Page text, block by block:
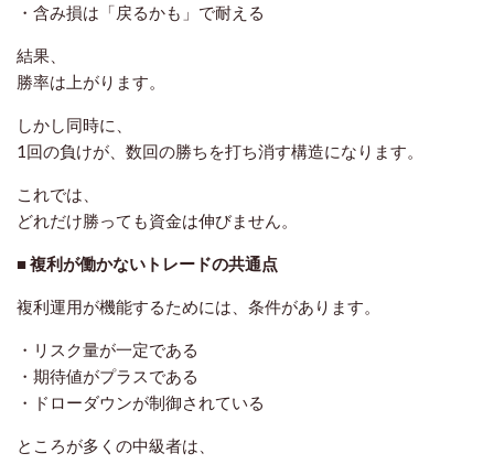
・含み損は「戻るかも」で耐える
結果、
勝率は上がります。
しかし同時に、
1回の負けが、数回の勝ちを打ち消す構造になります。
これでは、
どれだけ勝っても資金は伸びません。
■ 複利が働かないトレードの共通点
複利運用が機能するためには、条件があります。
・リスク量が一定である
・期待値がプラスである
・ドローダウンが制御されている
ところが多くの中級者は、